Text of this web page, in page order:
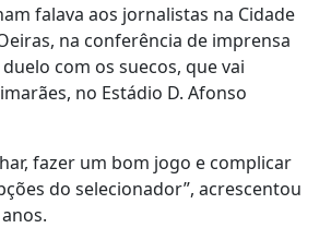
falava aos jornalistas na Cidade
na conferência de imprensa
com os suecos, que vai
no Estádio D. Afonso
fazer um bom jogo e complicar
do selecionador”, acrescentou